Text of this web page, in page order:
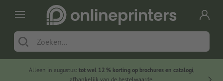
Alleen in augustus: tot wel 12 % korting op brochures en catalogi,
afhankelijk van de bestelwaarde.